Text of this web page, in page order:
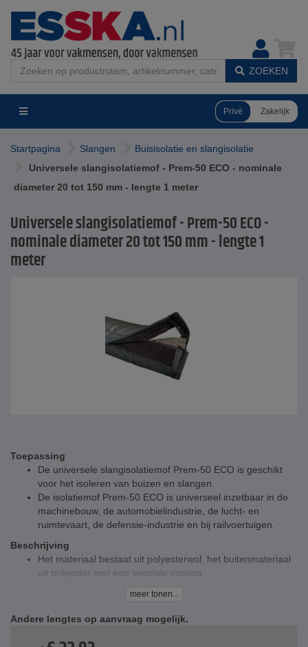
ZOEKEN
Privé Zakelijk
Startpagina Slangen
Buisisolatie en slangisolatie
Universele slangisolatiemof - Prem-50 ECO - nominale
diameter 20 tot 150 mm - lengte 1 meter
Universele slangisolatiemof - Prem-50 ECO -
nominale diameter 20 tot 150 mm - lengte 1
meter
Toepassing
De universele slangisolatiemof Prem-50 ECO is geschikt
voor het isoleren van buizen en slangen.
De isolatiemof Prem-50 ECO is universeel inzetbaar in de
machinebouw, de automobielindustrie, de lucht- en
ruimtevaart, de defensie-industrie en bij railvoertuigen.
Beschrijving
Het materiaal bestaat uit polyesterwol, het buitenmateriaal
uit polyester met een speciale coating.
tot wel 30 % verminderd.
De randen van de isolatiemof zijn beter afgewerkt dan bij
de N-50 ECO-variant.
De toepassing is zeer eenvoudig dankzij de
meer tonen...
Andere lengtes op aanvraag mogelijk.